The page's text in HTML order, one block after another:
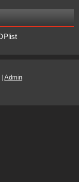
Admin